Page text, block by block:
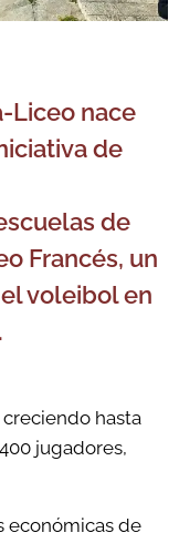
Liceo nace
de
de
Francés, un
voleibol en
hasta
jugadores,
económicas de